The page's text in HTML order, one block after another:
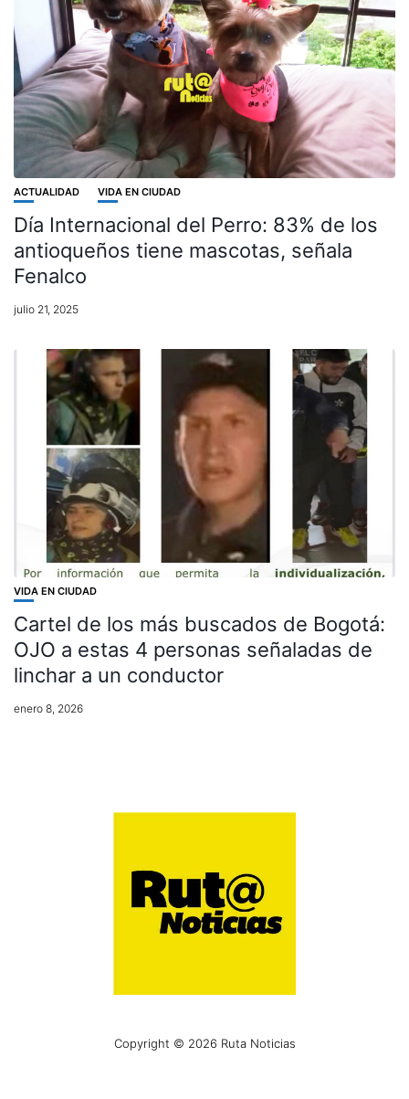
ACTUALIDAD VIDA EN CIUDAD
Día Internacional del Perro: 83% de los
antioqueños tiene mascotas, señala
Fenalco
julio 21, 2025
VIDA EN CIUDAD
Cartel de los más buscados de Bogotá:
OJO a estas 4 personas señaladas de
linchar a un conductor
enero 8, 2026
Copyright © 2026 Ruta Noticias